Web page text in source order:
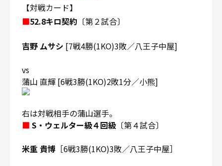
【対戦カード】
■52.8キロ契約 〔第２試合〕
吉野 ムサシ [7戦4勝(1KO)3敗／八王子中屋]
vs
蒲山 直輝 [6戦3勝(1KO)2敗1分／小熊]
右は対戦相手の蒲山選手。
■ S・ウェルター級４回級 〔第４試合〕
米重 貴博 ［6戦3勝(1KO)3敗／八王子中屋］